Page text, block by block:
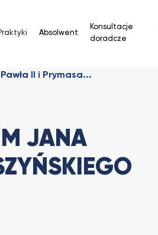
Absolwent
Konsultacje
doradcze
II i Prymasa...
JANA